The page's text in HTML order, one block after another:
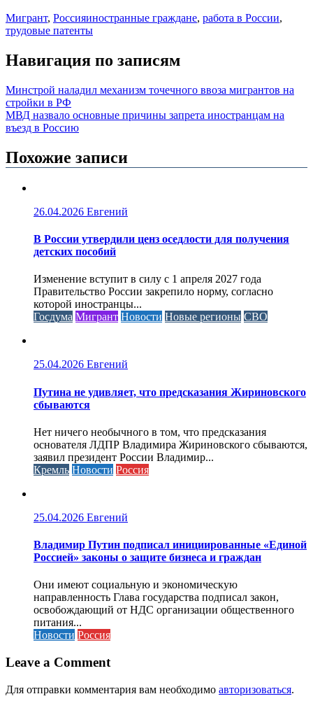
Мигрант, Россияиностранные граждане, работа в России,
трудовые патенты
Навигация по записям
Минстрой наладил механизм точечного ввоза мигрантов на
стройки в РФ
МВД назвало основные причины запрета иностранцам на
въезд в Россию
Похожие записи
26.04.2026 Евгений
В России утвердили ценз оседлости для получения
детских пособий
Изменение вступит в силу с 1 апреля 2027 года
Правительство России закрепило норму, согласно
которой иностранцы...
Госдума Мигрант Новости Новые регионы СВО
25.04.2026 Евгений
Путина не удивляет, что предсказания Жириновского
сбываются
Нет ничего необычного в том, что предсказания
основателя ЛДПР Владимира Жириновского сбываются,
заявил президент России Владимир...
Кремль Новости Россия
25.04.2026 Евгений
Владимир Путин подписал инициированные «Единой
Россией» законы о защите бизнеса и граждан
Они имеют социальную и экономическую
направленность Глава государства подписал закон,
освобождающий от НДС организации общественного
питания...
Новости Россия
Leave a Comment
Для отправки комментария вам необходимо авторизоваться.